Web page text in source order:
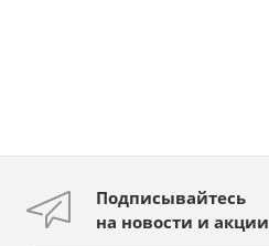
Подписывайтесь
на новости и акции